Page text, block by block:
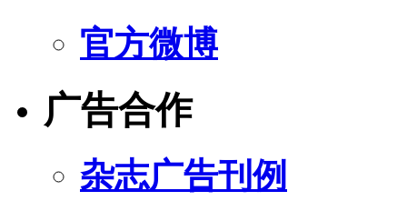
官方微博
广告合作
杂志广告刊例